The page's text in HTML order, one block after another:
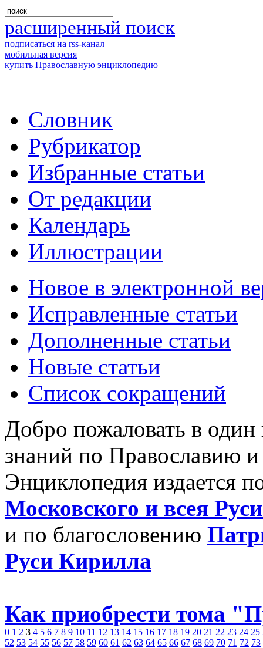
расширенный поиск
подписаться на rss-канал
мобильная версия
купить Православную энциклопедию
Словник
Рубрикатор
Избранные статьи
От редакции
Календарь
Иллюстрации
Новое в электронной
Исправленные статьи
Дополненные статьи
Новые статьи
Список сокращений
Добро пожаловать в
знаний по Православию
Энциклопедия издается
Московского и всея
и по благословению
Руси Кирилла
Как приобрести тома
0 1 2 3 4 5 6 7 8 9 10 11 12 13 14 15 16 17 18 19 20 21 22 23 24 25
52 53 54 55 56 57 58 59 60 61 62 63 64 65 66 67 68 69 70 71 72 73